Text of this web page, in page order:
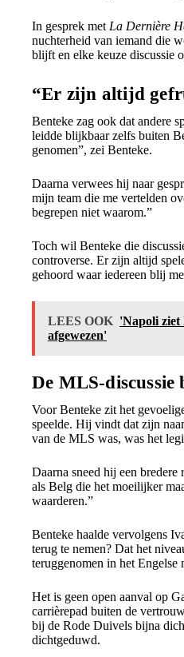
In gesprek met La Dernière
nuchterheid van iemand die
blijft en elke keuze discussie
“Er zijn altijd
Benteke zag ook dat andere
leidde blijkbaar zelfs buiten
genomen”, zei Benteke.
Daarna verwees hij naar
mijn team die me vertelden
begrepen niet waarom.”
Toch wil Benteke die
controverse. Er zijn altijd
gehoord waar iedereen blij
LEES OOK 'Napoli
afgewezen'
De MLS-
Voor Benteke zit het
speelde. Hij vindt dat zijn
van de MLS was, was het
Daarna sneed hij een
als Belg die het moeilijker
waarderen.”
Benteke haalde vervolgens
terug te nemen? Dat het
teruggenomen in het Engelse
Het is geen open aanval op
carrièrepad buiten de
bij de Rode Duivels bijna
dichtgeduwd.